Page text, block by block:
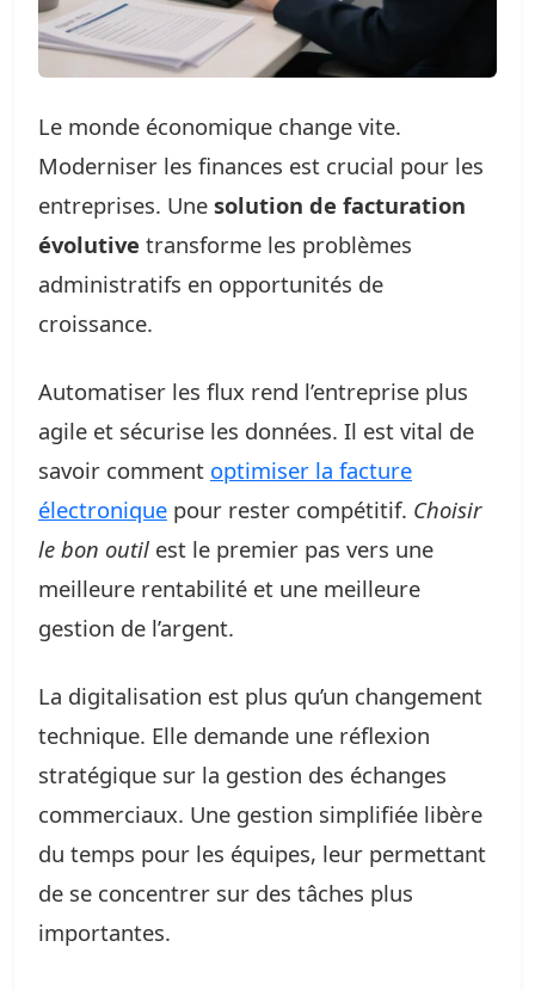
Le monde économique change vite.
Moderniser les finances est crucial pour les
entreprises. Une solution de facturation
évolutive transforme les problèmes
administratifs en opportunités de
croissance.
Automatiser les flux rend l’entreprise plus
agile et sécurise les données. Il est vital de
savoir comment optimiser la facture
électronique pour rester compétitif. Choisir
le bon outil est le premier pas vers une
meilleure rentabilité et une meilleure
gestion de l’argent.
La digitalisation est plus qu’un changement
technique. Elle demande une réflexion
stratégique sur la gestion des échanges
commerciaux. Une gestion simplifiée libère
du temps pour les équipes, leur permettant
de se concentrer sur des tâches plus
importantes.